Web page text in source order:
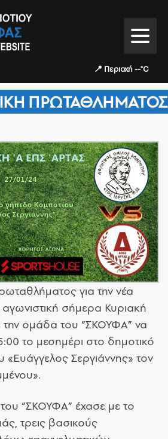
📍 Περιοχή --°C
ΠΡΩΤΑΘΛΉΜΑΤΟΣ
για την νέα
αγωνιστική σήμερα Κυριακή
την ομάδα του “ΣΚΟΥΦΑ” να
το μεσημέρι στο δημοτικό
Σεργιάννης» τον
“ΣΚΟΥΦΑ” έχασε με το
τρεις βασικούς